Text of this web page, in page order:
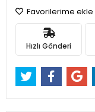
Favorilerime ekle
Hızlı Gönderi